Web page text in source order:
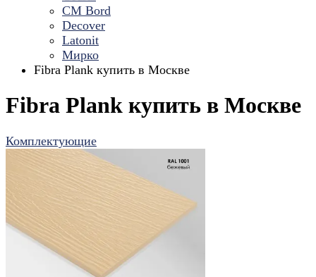
CM Bord
Decover
Latonit
Мирко
Fibra Plank купить в Москве
Fibra Plank купить в Москве
Комплектующие